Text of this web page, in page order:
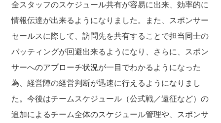
全スタッフのスケジュール共有が容易に出来、効率的に
情報伝達が出来るようになりました。また、スポンサー
セールスに際して、訪問先を共有することで担当同士の
バッティングが回避出来るようになり、さらに、スポン
サーへのアプローチ状況が一目でわかるようになった
為、経営陣の経営判断が迅速に行えるようになりまし
た。今後はチームスケジュール（公式戦／遠征など）の
追加によるチーム全体のスケジュール管理や、スポンサ